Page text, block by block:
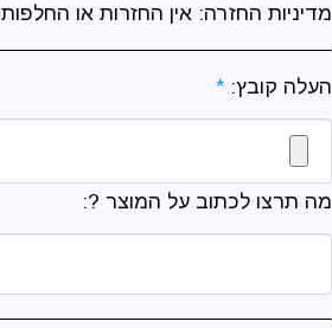
מדיניות החזרה: אין החזרות או החלפות
העלה קובץ: *
מה תרצו לכתוב על המוצר ?: